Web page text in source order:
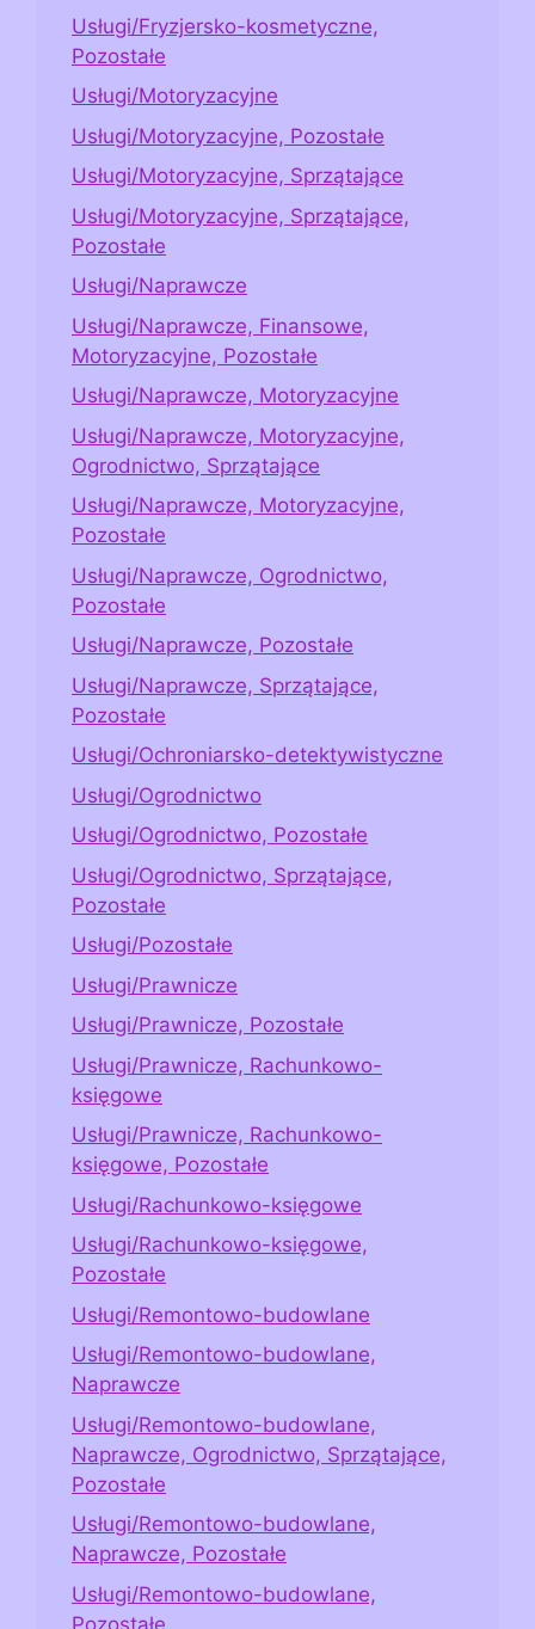
Usługi/Fryzjersko-kosmetyczne,
Pozostałe
Usługi/Motoryzacyjne
Usługi/Motoryzacyjne, Pozostałe
Usługi/Motoryzacyjne, Sprzątające
Usługi/Motoryzacyjne, Sprzątające,
Pozostałe
Usługi/Naprawcze
Usługi/Naprawcze, Finansowe,
Motoryzacyjne, Pozostałe
Usługi/Naprawcze, Motoryzacyjne
Usługi/Naprawcze, Motoryzacyjne,
Ogrodnictwo, Sprzątające
Usługi/Naprawcze, Motoryzacyjne,
Pozostałe
Usługi/Naprawcze, Ogrodnictwo,
Pozostałe
Usługi/Naprawcze, Pozostałe
Usługi/Naprawcze, Sprzątające,
Pozostałe
Usługi/Ochroniarsko-detektywistyczne
Usługi/Ogrodnictwo
Usługi/Ogrodnictwo, Pozostałe
Usługi/Ogrodnictwo, Sprzątające,
Pozostałe
Usługi/Pozostałe
Usługi/Prawnicze
Usługi/Prawnicze, Pozostałe
Usługi/Prawnicze, Rachunkowo-
księgowe
Usługi/Prawnicze, Rachunkowo-
księgowe, Pozostałe
Usługi/Rachunkowo-księgowe
Usługi/Rachunkowo-księgowe,
Pozostałe
Usługi/Remontowo-budowlane
Usługi/Remontowo-budowlane,
Naprawcze
Usługi/Remontowo-budowlane,
Naprawcze, Ogrodnictwo, Sprzątające,
Pozostałe
Usługi/Remontowo-budowlane,
Naprawcze, Pozostałe
Usługi/Remontowo-budowlane,
Pozostałe